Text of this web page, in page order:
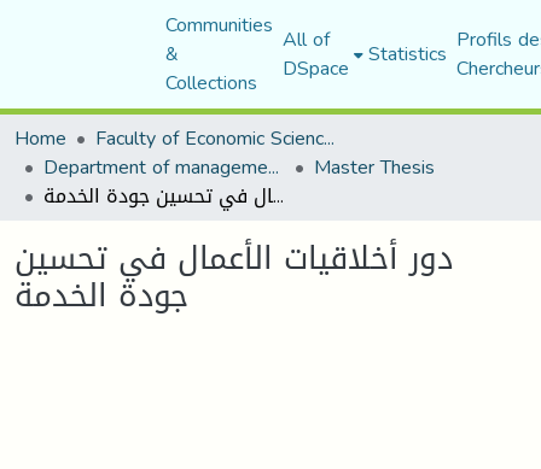
Communities
&
Collections
All of
DSpace Statistics Profils
Home
Faculty of Economic Sciences, Commerce and Management Sciences
Department of management sciences Master Thesis
دور أخلاقيات الأعمال في تحسين جودة الخدمة
دور أخلاقيات الأعمال في تحسين
جودة الخدمة